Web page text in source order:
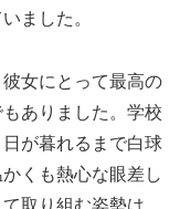
ました。
女にとって最高の
ありました。学校
が暮れるまで白球
くも熱心な眼差し